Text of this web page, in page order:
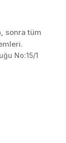
sonra tüm
No:15/1